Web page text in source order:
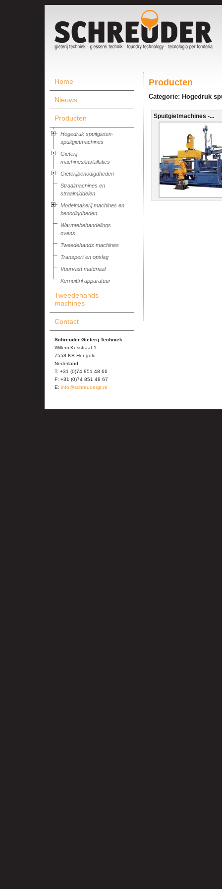
Home
Nieuws
Producten
Hogedruk spuitgieten-
spuitgietmachines
Gieterij
machines/installaties
Gieterijbenodigdheden
Straalmachines en
straalmiddelen
Modelmakerij machines en
benodigdheden
Warmtebehandelings
ovens
Tweedehands machines
Transport en opslag
Vuurvast materiaal
Kernuittril apparatuur
Tweedehands
machines
Contact
Schreuder Gieterij Techniek
Willem Kesstraat 1
7558 KB Hengelo
Nederland
T: +31 (0)74 851 48 66
F: +31 (0)74 851 48 67
E: info@schreudergt.nl
Producten
Categorie: Hogedruk
Spuitgietmachines -...